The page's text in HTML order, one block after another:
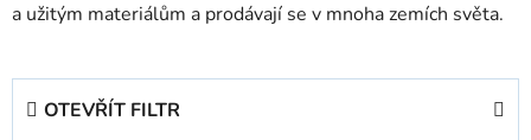
a užitým materiálům a prodávají se v mnoha zemích světa.
OTEVŘÍT FILTR